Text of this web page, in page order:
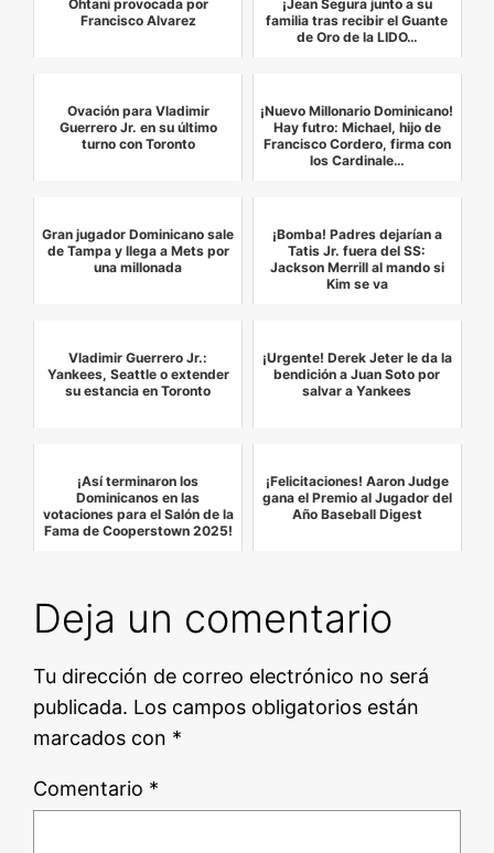
Ohtani provocada por
Francisco Alvarez
¡Jean Segura junto a su
familia tras recibir el Guante
de Oro de la LIDO…
Ovación para Vladimir
Guerrero Jr. en su último
turno con Toronto
¡Nuevo Millonario Dominicano!
Hay futro: Michael, hijo de
Francisco Cordero, firma con
los Cardinale…
Gran jugador Dominicano sale
de Tampa y llega a Mets por
una millonada
¡Bomba! Padres dejarían a
Tatis Jr. fuera del SS:
Jackson Merrill al mando si
Kim se va
Vladimir Guerrero Jr.:
Yankees, Seattle o extender
su estancia en Toronto
¡Urgente! Derek Jeter le da la
bendición a Juan Soto por
salvar a Yankees
¡Así terminaron los
Dominicanos en las
votaciones para el Salón de la
Fama de Cooperstown 2025!
¡Felicitaciones! Aaron Judge
gana el Premio al Jugador del
Año Baseball Digest
Deja un comentario
Tu dirección de correo electrónico no será
publicada. Los campos obligatorios están
marcados con *
Comentario *